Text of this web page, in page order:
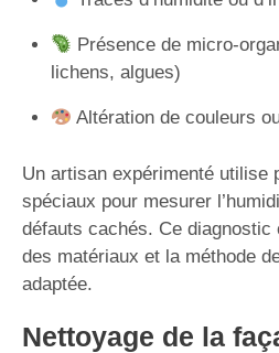
Présence de micro-
lichens, algues)
Altération de couleurs
Un artisan expérimenté utilise
spéciaux pour mesurer
défauts cachés. Ce diagnostic
des matériaux et la méthode
adaptée.
Nettoyage de la